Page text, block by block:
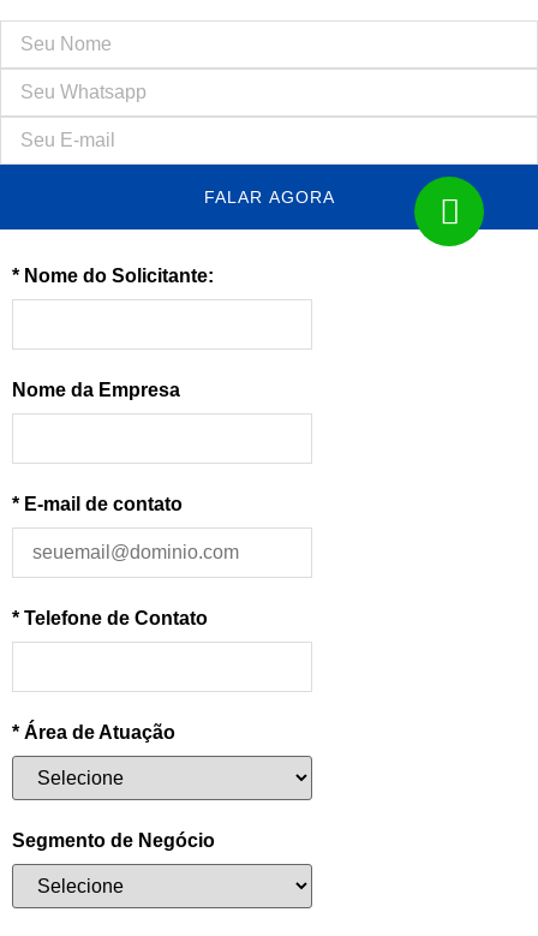
FALAR AGORA
* Nome do Solicitante:
Nome da Empresa
* E-mail de contato
* Telefone de Contato
* Área de Atuação
Segmento de Negócio